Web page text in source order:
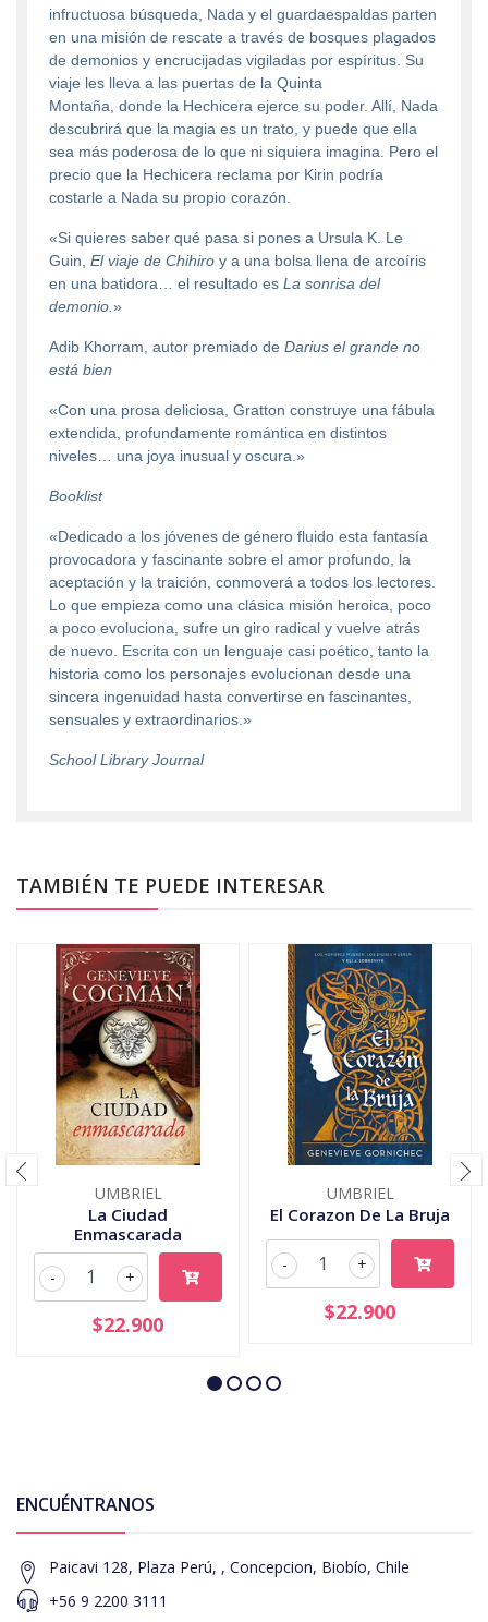
infructuosa búsqueda, Nada y el guardaespaldas parten
en una misión de rescate a través de bosques plagados
de demonios y encrucijadas vigiladas por espíritus. Su
viaje les lleva a las puertas de la Quinta
Montaña, donde la Hechicera ejerce su poder. Allí, Nada
descubrirá que la magia es un trato, y puede que ella
sea más poderosa de lo que ni siquiera imagina. Pero el
precio que la Hechicera reclama por Kirin podría
costarle a Nada su propio corazón.
«Si quieres saber qué pasa si pones a Ursula K. Le
Guin, El viaje de Chihiro y a una bolsa llena de arcoíris
en una batidora… el resultado es La sonrisa del
demonio. »
Adib Khorram, autor premiado de Darius el grande no
está bien
«Con una prosa deliciosa, Gratton construye una fábula
extendida, profundamente romántica en distintos
niveles… una joya inusual y oscura.»
Booklist
«Dedicado a los jóvenes de género fluido esta fantasía
provocadora y fascinante sobre el amor profundo, la
aceptación y la traición, conmoverá a todos los lectores.
Lo que empieza como una clásica misión heroica, poco
a poco evoluciona, sufre un giro radical y vuelve atrás
de nuevo. Escrita con un lenguaje casi poético, tanto la
historia como los personajes evolucionan desde una
sincera ingenuidad hasta convertirse en fascinantes,
sensuales y extraordinarios.»
School Library Journal
TAMBIÉN TE PUEDE INTERESAR
UMBRIEL
La Ciudad
Enmascarada
+
-
$22.900
UMBRIEL
El Corazon De La Bruja
+
-
$22.900
ENCUÉNTRANOS
Paicavi 128, Plaza Perú, , Concepcion, Biobío, Chile
+56 9 2200 3111